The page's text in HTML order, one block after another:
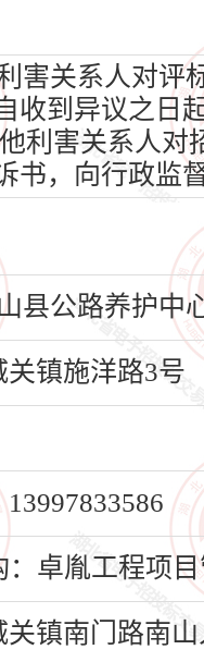
害关系人对评
收到异议之日
利害关系人
书，向行政监
县公路养护中
镇施洋路3号
：卓胤工程项
镇南门路南